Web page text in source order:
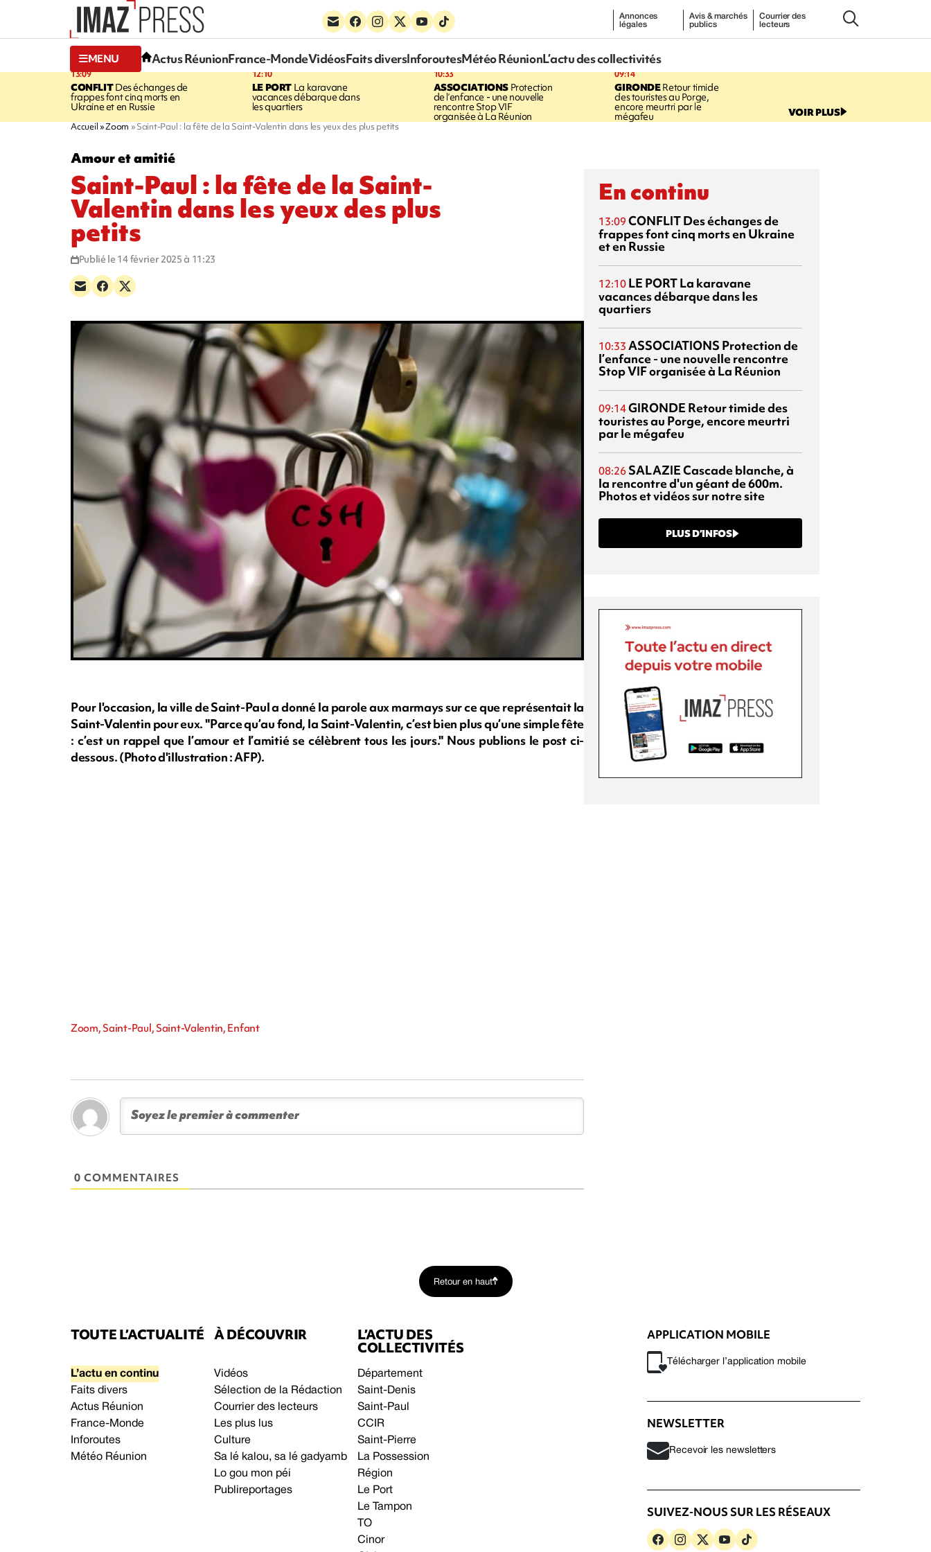
Annonces
légales
Avis & marchés
publics
Courrier des
lecteurs
MENU Actus RéunionFrance-MondeVidéosFaits diversInforoutesMétéo RéunionL’actu des collectivités
13:09
CONFLITDes échanges de
frappes font cinq morts en
Ukraine et en Russie
12:10
LE PORT La karavane
vacances débarque dans
les quartiers
10:33
ASSOCIATIONSProtection
de l’enfance - une nouvelle
rencontre Stop VIF
organisée à La Réunion
09:14
GIRONDERetour timide
des touristes au Porge,
encore meurtri par le
mégafeu VOIR PLUS
Accueil Zoom Saint-Paul : la fête de la Saint-Valentin dans les yeux des plus petits
Amour et amitié
Saint-Paul : la fête de la Saint-
Valentin dans les yeux des plus
petits
Publié le 14 février 2025 à 11:23
Pour l'occasion, la ville de Saint-Paul a donné la parole aux marmays sur ce que représentait la
Saint-Valentin pour eux. "Parce qu’au fond, la Saint-Valentin, c’est bien plus qu’une simple fête
: c’est un rappel que l’amour et l’amitié se célèbrent tous les jours." Nous publions le post ci-
dessous. (Photo d'illustration : AFP).
Zoom, Saint-Paul, Saint-Valentin, Enfant
0 COMMENTAIRES
En continu
13:09 CONFLITDes échanges de
frappes font cinq morts en Ukraine
et en Russie
12:10 LE PORTLa karavane
vacances débarque dans les
quartiers
10:33 ASSOCIATIONS Protection de
l’enfance - une nouvelle rencontre
Stop VIF organisée à La Réunion
09:14GIRONDE Retour timide des
touristes au Porge, encore meurtri
par le mégafeu
08:26 SALAZIECascade blanche, à
la rencontre d'un géant de 600m.
Photos et vidéos sur notre site
PLUS D’INFOS
Retour en haut
TOUTE L’ACTUALITÉ
L’actu en continu
Faits divers
Actus Réunion
France-Monde
Inforoutes
Météo Réunion
À DÉCOUVRIR
Vidéos
Sélection de la Rédaction
Courrier des lecteurs
Les plus lus
Culture
Sa lé kalou, sa lé gadyamb
Lo gou mon péi
Publireportages
L’ACTU DES
COLLECTIVITÉS
Département
Saint-Denis
Saint-Paul
CCIR
Saint-Pierre
La Possession
Région
Le Port
Le Tampon
TO
Cinor
APPLICATION MOBILE
Télécharger l’application mobile
NEWSLETTER
Recevoir les newsletters
SUIVEZ-NOUS SUR LES RÉSEAUX